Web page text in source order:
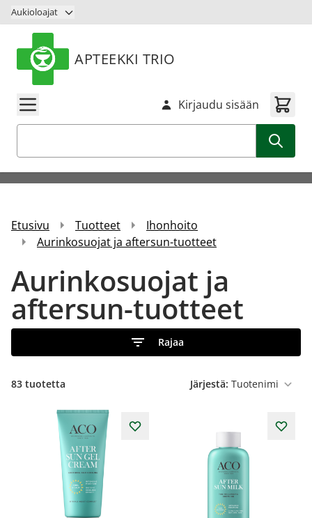
Siirry sisältöön
Aukioloajat
APTEEKKI TRIO
Kirjaudu sisään
Etusivu Tuotteet
Ihonhoito
Aurinkosuojat ja aftersun-tuotteet
Aurinkosuojat ja
aftersun-tuotteet
Rajaa
83 tuotetta Järjestä: